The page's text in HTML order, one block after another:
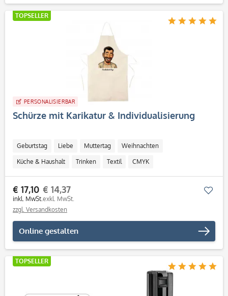
TOPSELLER
PERSONALISIERBAR
Schürze mit Karikatur & Individualisierung
Geburtstag Liebe Muttertag Weihnachten
Küche & Haushalt Trinken Textil CMYK
Personalisierbar / Onlinegestaltung
€ 17,10
inkl. MwSt.
€ 14,37
exkl. MwSt.
zzgl. Versandkosten
Online gestalten
TOPSELLER